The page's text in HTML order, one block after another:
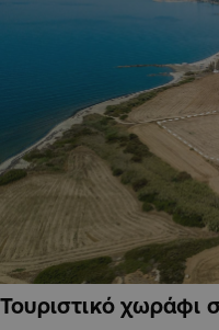
Τουριστικό